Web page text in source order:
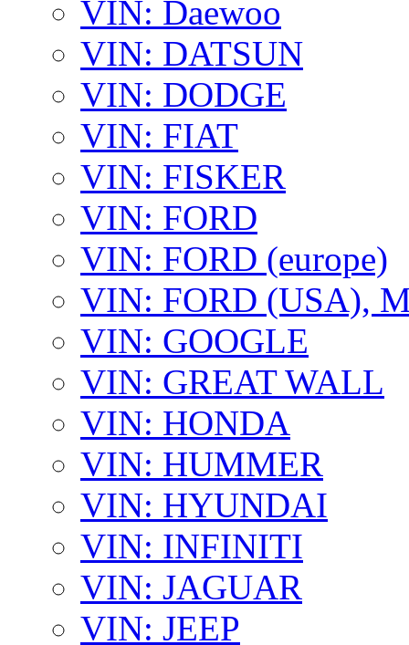
VIN: Daewoo
VIN: DATSUN
VIN: DODGE
VIN: FIAT
VIN: FISKER
VIN: FORD
VIN: FORD (europe)
VIN: FORD (USA),
VIN: GOOGLE
VIN: GREAT WALL
VIN: HONDA
VIN: HUMMER
VIN: HYUNDAI
VIN: INFINITI
VIN: JAGUAR
VIN: JEEP